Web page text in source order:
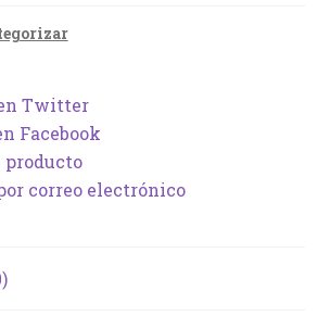
Twitter
Facebook
producto
correo electrónico